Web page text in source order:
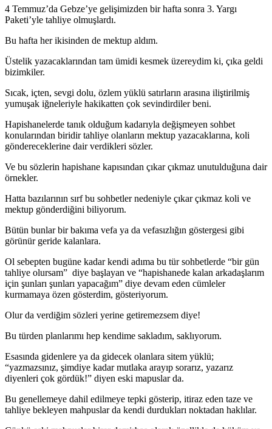
4 Temmuz’da Gebze’ye gelişimizden bir hafta sonra 3. Yargı
Paketi’yle tahliye olmuşlardı.
Bu hafta her ikisinden de mektup aldım.
Üstelik yazacaklarından tam ümidi kesmek üzereydim ki, çıka geldi
bizimkiler.
Sıcak, içten, sevgi dolu, özlem yüklü satırların arasına iliştirilmiş
yumuşak iğneleriyle hakikatten çok sevindirdiler beni.
Hapishanelerde tanık olduğum kadarıyla değişmeyen sohbet
konularından biridir tahliye olanların mektup yazacaklarına, koli
göndereceklerine dair verdikleri sözler.
Ve bu sözlerin hapishane kapısından çıkar çıkmaz unutulduğuna dair
örnekler.
Hatta bazılarının sırf bu sohbetler nedeniyle çıkar çıkmaz koli ve
mektup gönderdiğini biliyorum.
Bütün bunlar bir bakıma vefa ya da vefasızlığın göstergesi gibi
görünür geride kalanlara.
Ol sebepten bugüne kadar kendi adıma bu tür sohbetlerde “bir gün
tahliye olursam” diye başlayan ve “hapishanede kalan arkadaşlarım
için şunları şunları yapacağım” diye devam eden cümleler
kurmamaya özen gösterdim, gösteriyorum.
Olur da verdiğim sözleri yerine getiremezsem diye!
Bu türden planlarımı hep kendime sakladım, saklıyorum.
Esasında gidenlere ya da gidecek olanlara sitem yüklü;
“yazmazsınız, şimdiye kadar mutlaka arayıp sorarız, yazarız
diyenleri çok gördük!” diyen eski mapuslar da.
Bu genellemeye dahil edilmeye tepki gösterip, itiraz eden taze ve
tahliye bekleyen mahpuslar da kendi durdukları noktadan haklılar.